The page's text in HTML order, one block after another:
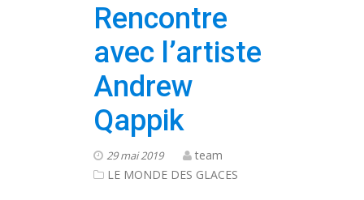
Rencontre
avec l’artiste
Andrew
Qappik
29 mai 2019
team
LE MONDE DES GLACES